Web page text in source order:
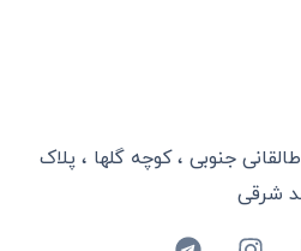
طالقانی جنوبی ، کوچه گلها ، پلاک